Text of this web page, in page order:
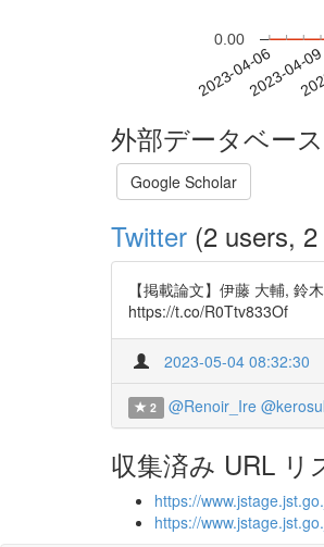
2023-04-062023-04-09
0.00
外部データベー
Google Scholar
Twitter (2 users,
【掲載論文】伊藤 大輔,
https://t.co/R0Ttv833Of
2023-05-04 08:32:30
2 @Renoir_Ire
収集済み URL リ
https://
https://